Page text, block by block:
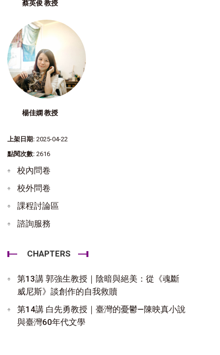
蔡英俊 教授
楊佳嫻 教授
上架日期: 2025-04-22
點閱次數: 2616
校內問卷
校外問卷
課程討論區
諮詢服務
CHAPTERS
第13講 郭強生教授｜陰暗與絕美：從《魂斷
威尼斯》談創作的自我救贖
第14講 白先勇教授｜臺灣的憂鬱—陳映真小說
與臺灣60年代文學